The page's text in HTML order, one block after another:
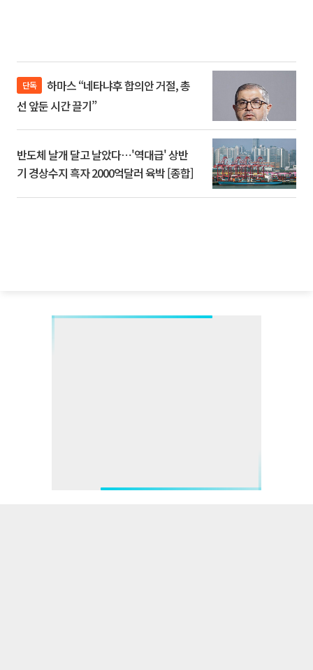
단독
선 앞둔 시간 끌기”
반도체 날개 달고 날았다⋯'역대급' 상반
기 경상수지 흑자 2000억달러 육박 [종합]